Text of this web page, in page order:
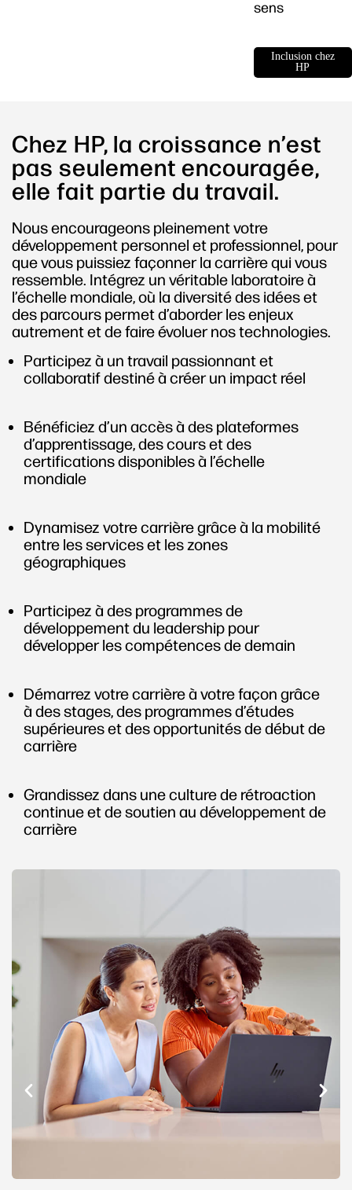
sens
Inclusion chez
HP
Chez HP, la croissance n’est
pas seulement encouragée,
elle fait partie du travail.
Nous encourageons pleinement votre
développement personnel et professionnel, pour
que vous puissiez façonner la carrière qui vous
ressemble. Intégrez un véritable laboratoire à
l’échelle mondiale, où la diversité des idées et
des parcours permet d’aborder les enjeux
autrement et de faire évoluer nos technologies.
Participez à un travail passionnant et
collaboratif destiné à créer un impact réel
Bénéficiez d’un accès à des plateformes
d’apprentissage, des cours et des
certifications disponibles à l’échelle
mondiale
Dynamisez votre carrière grâce à la mobilité
entre les services et les zones
géographiques
Participez à des programmes de
développement du leadership pour
développer les compétences de demain
Démarrez votre carrière à votre façon grâce
à des stages, des programmes d’études
supérieures et des opportunités de début de
carrière
Grandissez dans une culture de rétroaction
continue et de soutien au développement de
carrière